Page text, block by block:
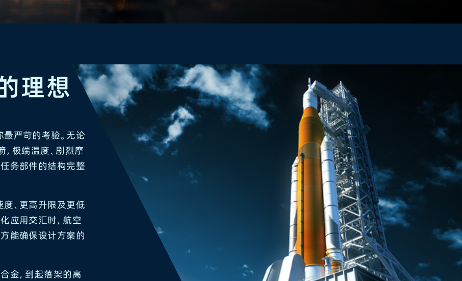
理想
严苛的考验。无论
极端温度、剧烈摩
务部件的结构完整
、更高升限及更低
应用交汇时，航空
能确保设计方案的
金，到起落架的高